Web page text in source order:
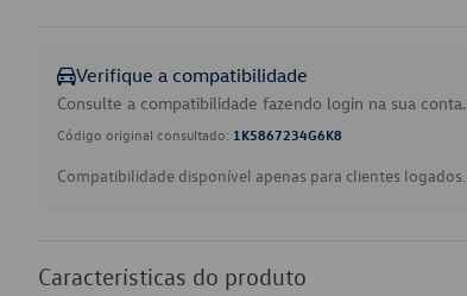
Verifique a compatibilidade
Consulte a compatibilidade fazendo login na sua conta.
Código original consultado: 1K5867234G6K8
Compatibilidade disponível apenas para clientes logados.
Características do produto